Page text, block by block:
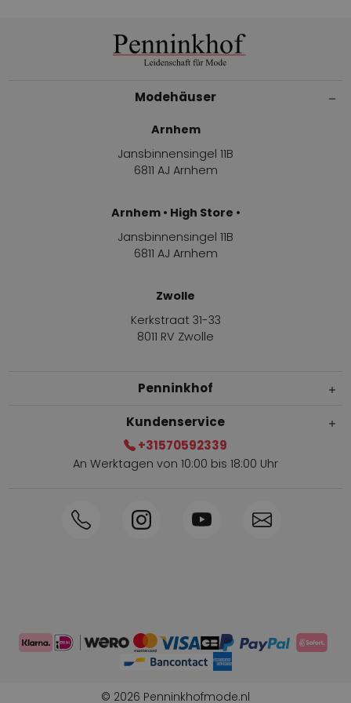
Modehäuser
Arnhem
Jansbinnensingel 11B
6811 AJ Arnhem
Arnhem • High Store •
Jansbinnensingel 11B
6811 AJ Arnhem
Zwolle
Kerkstraat 31-33
8011 RV Zwolle
Penninkhof
Telefonische Bestellung möglich
Persönliche Beratung: 0031-570592339
Kundenservice
+31570592339
An Werktagen von 10:00 bis 18:00 Uhr
© 2026 Penninkhofmode.nl